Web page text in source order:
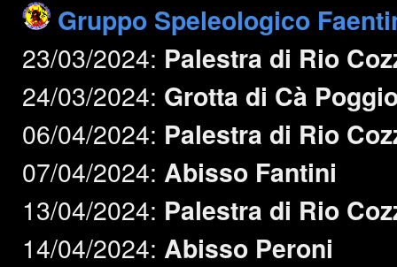
Gruppo Speleologico
23/03/2024: Palestra di Rio
24/03/2024: Grotta di Cà
06/04/2024: Palestra di Rio
07/04/2024: Abisso Fantini
13/04/2024: Palestra di Rio
14/04/2024: Abisso Peroni